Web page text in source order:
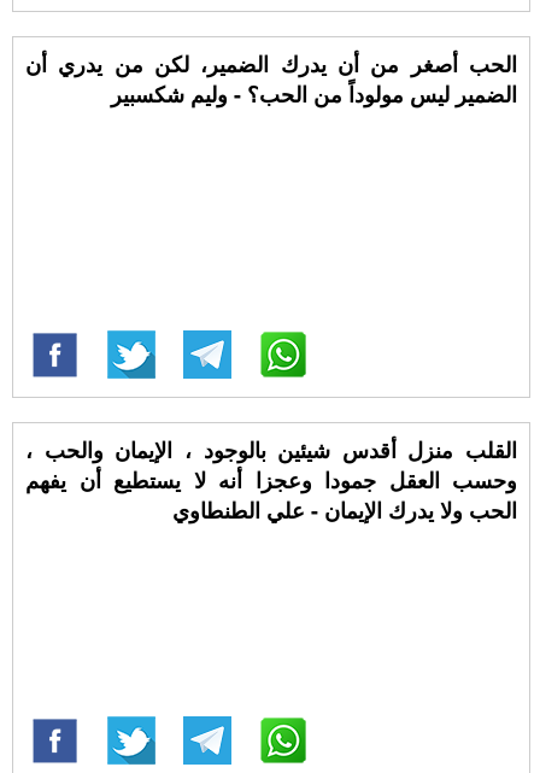
الحب أصغر من أن يدرك الضمير، لكن من يدري أن
الضمير ليس مولوداً من الحب؟ - وليم شكسبير
القلب منزل أقدس شيئين بالوجود ، الإيمان والحب ،
وحسب العقل جمودا وعجزا أنه لا يستطيع أن يفهم
الحب ولا يدرك الإيمان - علي الطنطاوي